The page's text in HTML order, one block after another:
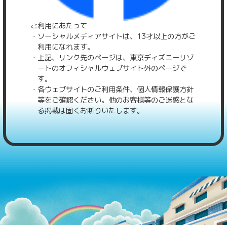
ご利用にあたって
・ソーシャルメディアサイトは、13才以上の方がご
利用になれます。
・上記、リンク先のページは、東京ディズニーリゾ
ートのオフィシャルウェブサイト外のページで
す。
・各ウェブサイトのご利用条件、個人情報保護方針
等をご確認ください。他のお客様等のご迷惑とな
る掲載は固くお断りいたします。